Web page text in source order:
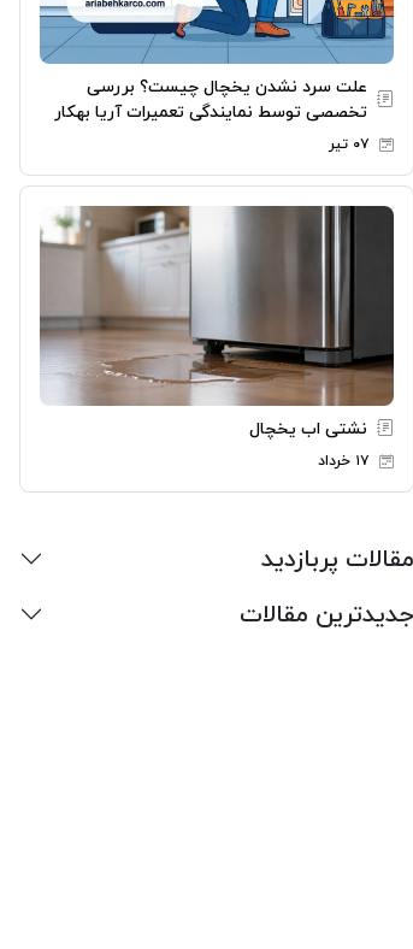
علت سرد نشدن یخچال چیست؟ بررسی
تخصصی توسط نمایندگی تعمیرات آریا بهکار
۰۷ تیر
نشتی اب یخچال
۱۷ خرداد
مقالات پربازدید
جدیدترین مقالات